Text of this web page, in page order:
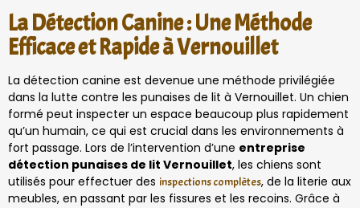
La Détection Canine : Une Méthode
Efficace et Rapide à Vernouillet
La détection canine est devenue une méthode privilégiée
dans la lutte contre les punaises de lit à Vernouillet. Un chien
formé peut inspecter un espace beaucoup plus rapidement
qu’un humain, ce qui est crucial dans les environnements à
fort passage. Lors de l’intervention d’une entreprise
détection punaises de lit Vernouillet, les chiens sont
utilisés pour effectuer des inspections complètes, de la literie aux
meubles, en passant par les fissures et les recoins. Grâce à